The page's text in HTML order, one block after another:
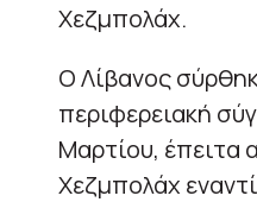
Χεζμπολάχ.
Ο Λίβανος
περιφερειακή
Μαρτίου, έπειτα
Χεζμπολάχ